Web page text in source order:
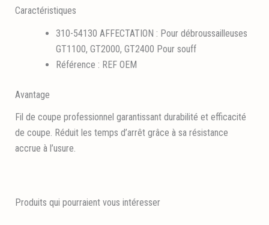
Caractéristiques
310-54130 AFFECTATION : Pour débroussailleuses
GT1100, GT2000, GT2400 Pour souff
Référence : REF OEM
Avantage
Fil de coupe professionnel garantissant durabilité et efficacité
de coupe. Réduit les temps d’arrêt grâce à sa résistance
accrue à l’usure.
Produits qui pourraient vous intéresser